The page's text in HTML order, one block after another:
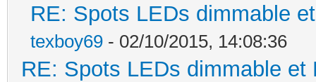
RE: Spots LEDs dimmable
texboy69 - 02/10/2015, 14:08:36
RE: Spots LEDs dimmable